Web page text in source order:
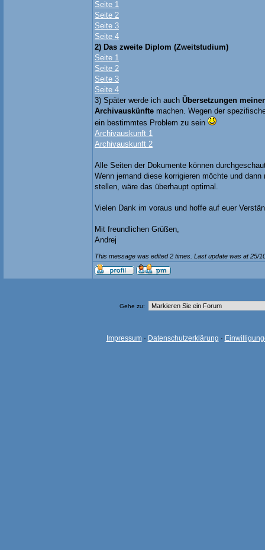
Seite 1
Seite 2
Seite 3
Seite 4
2) Das zweite Diplom (Zweitstudium)
Seite 1
Seite 2
Seite 3
Seite 4
3) Später werde ich auch Übersetzungen
Archivauskünfte machen. Wegen der
ein bestimmtes Problem zu sein
Archivauskunft 1
Archivauskunft 2
Alle Seiten der Dokumente können
Wenn jemand diese korrigieren möchte und
stellen, wäre das überhaupt optimal.
Vielen Dank im voraus und hoffe auf euer
Mit freundlichen Grüßen,
Andrej
This message was edited 2 times. Last update was at 25/
Gehe zu:
Impressum· Datenschutzerklärung ·